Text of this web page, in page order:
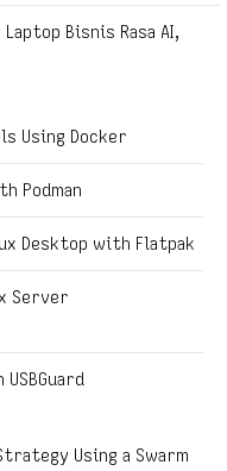
Bisnis Rasa AI,
Using Docker
Podman
Desktop with Flatpak
Server
Using a Swarm